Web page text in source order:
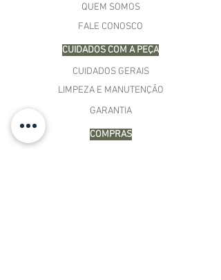
QUEM SOMOS
FALE CONOSCO
CUIDADOS COM A PEÇA
CUIDADOS GERAIS
LIMPEZA E MANUTENÇÃO
GARANTIA
COMPRAS